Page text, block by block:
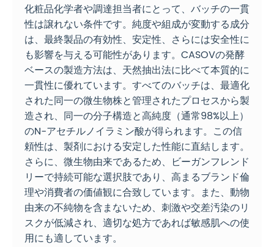
化粧品化学者や調達担当者にとって、バッチの一貫
性は譲れない条件です。純度や組成が変動する成分
は、最終製品の有効性、安定性、さらには安全性に
も影響を与える可能性があります。CASOVの発酵
ベースの製造方法は、天然抽出法に比べて本質的に
一貫性に優れています。すべてのバッチは、最適化
された同一の微生物株と管理されたプロセスから製
造され、同一の分子構造と高純度（通常98%以上）
のN-アセチルノイラミン酸が得られます。この信
頼性は、製剤における安定した性能に直結します。
さらに、微生物由来であるため、ビーガンフレンド
リーで持続可能な選択肢であり、高まるブランド倫
理や消費者の価値観に合致しています。また、動物
由来の不純物を含まないため、刺激や交差汚染のリ
スクが低減され、適切な処方であれば敏感肌への使
用にも適しています。